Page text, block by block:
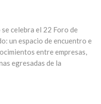
celebra el 22 Foro de
un espacio de encuentro e
entre empresas,
egresadas de la